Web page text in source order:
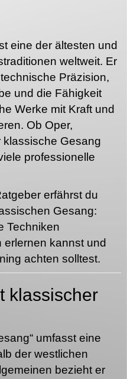
eine der ältesten und
weltweit. Er
Präzision,
und die Fähigkeit
Werke mit Kraft und
Ob Oper,
klassische Gesang
professionelle
erfährst du
Gesang:
Techniken
kannst und
achten solltest.
klassischer
umfasst eine
der westlichen
bezieht er